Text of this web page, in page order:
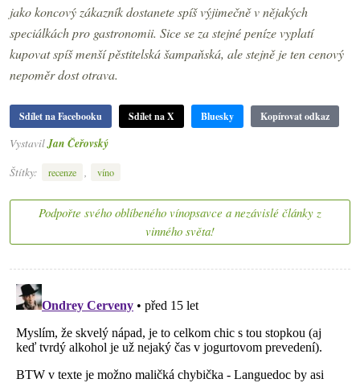
jako koncový zákazník dostanete spíš výjimečně v nějakých
speciálkách pro gastronomii. Sice se za stejné peníze vyplatí
kupovat spíš menší pěstitelská šampaňská, ale stejně je ten cenový
nepoměr dost otrava.
Sdílet na Facebooku Sdílet na X Bluesky Kopírovat odkaz
Vystavil Jan Čeřovský
Štítky:
recenze , víno
Podpořte svého oblíbeného vínopsavce a nezávislé články z
vinného světa!